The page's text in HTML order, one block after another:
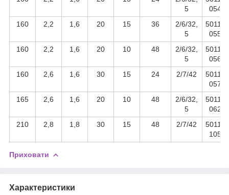
5
054
160
2,2 1,6 20 15 36
2/6/32,
5
50110
055
160
2,2 1,6 20 10 48
2/6/32,
5
50110
056
160
2,6 1,6 30 15 24 2/7/42
50110
057
165
2,6 1,6 20 10 48
2/6/32,
5
50110
062
210
2,8 1,8 30 15 48 2/7/42
50110
105
Приховати
Характеристики